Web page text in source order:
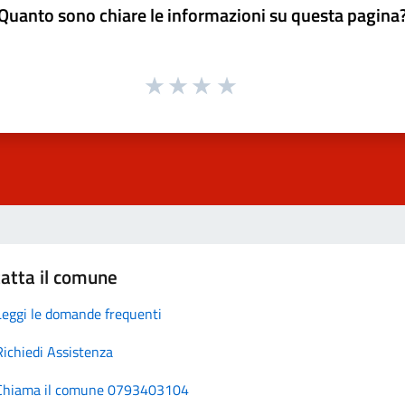
sono chiare le informazioni su questa
il comune
le domande frequenti
Assistenza
il comune 0793403104